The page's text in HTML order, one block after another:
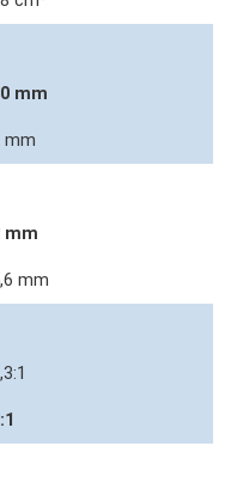
mm
mm
mm
mm